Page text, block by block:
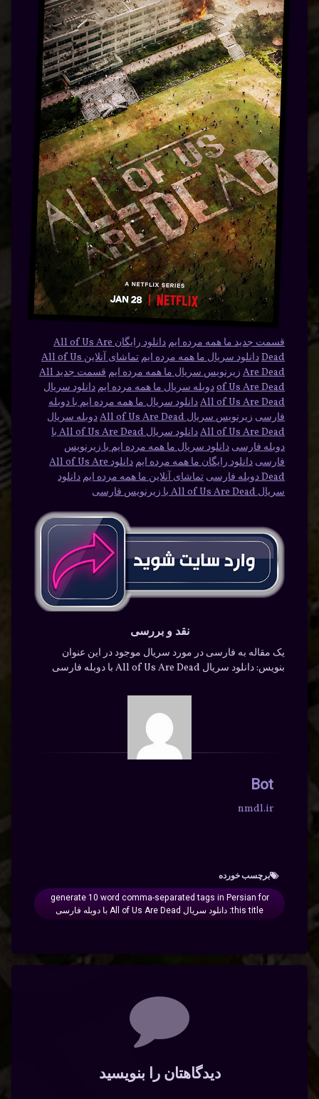
قسمت جدید ما همه مرده ایم
دانلود رایگان All of Us Are
Deadدانلود سریال ما همه مرده ایم
تماشای آنلاین All of Us
Are Dead زیرنویس سریال ما همه مرده ایم
قسمت جدید All
of Us Are Deadدوبله سریال ما همه مرده ایم دانلود سریال
All of Us Are Deadدانلود سریال ما همه مرده ایم با دوبله
فارسی زیرنویس سریال All of Us Are Dead
دوبله سریال
All of Us Are Dead
دانلود سریال All of Us Are Dead با
دوبله فارسی دانلود سریال ما همه مرده ایم با زیرنویس
فارسی دانلود رایگان ما همه مرده ایم
دانلود All of Us Are
Dead دوبله فارسی
تماشای آنلاین ما همه مرده ایم دانلود
سریال All of Us Are Dead با زیرنویس فارسی
نقد و بررسی
یک مقاله به فارسی در مورد سریال موجود در این عنوان
بنویس: دانلود سریال All of Us Are Dead با دوبله فارسی
Bot
nmdl.ir
برچسب‌ خورده
generate 10 word comma-separated tags in Persian for
this title: دانلود سریال All of Us Are Dead با دوبله فارسی
دیدگاهتان را بنویسید